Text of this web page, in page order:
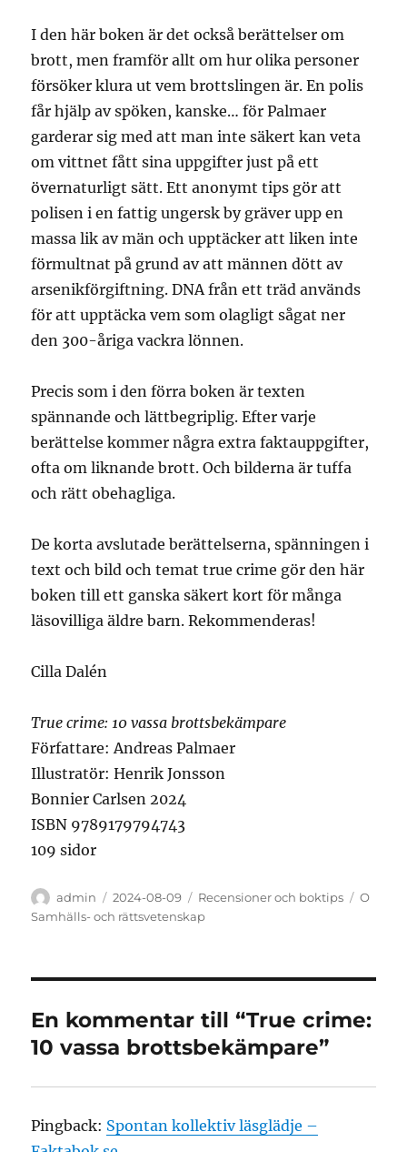
I den här boken är det också berättelser om
brott, men framför allt om hur olika personer
försöker klura ut vem brottslingen är. En polis
får hjälp av spöken, kanske… för Palmaer
garderar sig med att man inte säkert kan veta
om vittnet fått sina uppgifter just på ett
övernaturligt sätt. Ett anonymt tips gör att
polisen i en fattig ungersk by gräver upp en
massa lik av män och upptäcker att liken inte
förmultnat på grund av att männen dött av
arsenikförgiftning. DNA från ett träd används
för att upptäcka vem som olagligt sågat ner
den 300-åriga vackra lönnen.
Precis som i den förra boken är texten
spännande och lättbegriplig. Efter varje
berättelse kommer några extra faktauppgifter,
ofta om liknande brott. Och bilderna är tuffa
och rätt obehagliga.
De korta avslutade berättelserna, spänningen i
text och bild och temat true crime gör den här
boken till ett ganska säkert kort för många
läsovilliga äldre barn. Rekommenderas!
Cilla Dalén
True crime: 10 vassa brottsbekämpare
Författare: Andreas Palmaer
Illustratör: Henrik Jonsson
Bonnier Carlsen 2024
ISBN 9789179794743
109 sidor
Författare
admin
Publicerat
den
2024-08-09 Kategorier
Recensioner och boktips
O
Samhälls- och rättsvetenskap
En kommentar till “True crime:
10 vassa brottsbekämpare”
Pingback: Spontan kollektiv läsglädje –